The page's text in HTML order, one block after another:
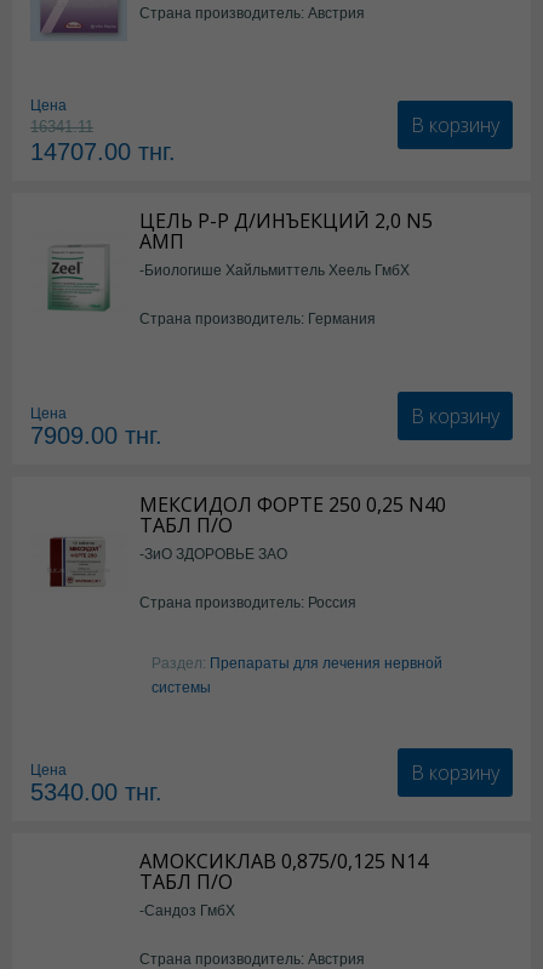
Страна производитель: Австрия
Цена
16341.11
14707.00 тнг.
В корзину
ЦЕЛЬ Р-Р Д/ИНЪЕКЦИЙ 2,0 N5
АМП
-Биологише Хайльмиттель Хеель ГмбХ
Страна производитель: Германия
Цена
7909.00 тнг.
В корзину
МЕКСИДОЛ ФОРТЕ 250 0,25 N40
ТАБЛ П/О
-ЗиО ЗДОРОВЬЕ ЗАО
Страна производитель: Россия
Раздел: Препараты для лечения нервной
системы
Цена
5340.00 тнг.
В корзину
АМОКСИКЛАВ 0,875/0,125 N14
ТАБЛ П/О
-Сандоз ГмбХ
Страна производитель: Австрия